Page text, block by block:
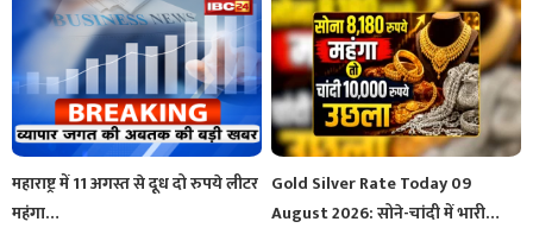
महाराष्ट्र में 11 अगस्त से दूध दो रुपये लीटर
महंगा…
Gold Silver Rate Today 09
August 2026: सोने-चांदी में भारी…